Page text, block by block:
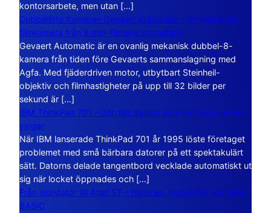
kontorsarbete, men utan […]
Dubbelåtta Kameran Gevaert Automatic – en mekanisk
filmkamera från 8 mm-filmens storhetstid
Gevaert Automatic är en ovanlig mekanisk dubbel-8-
kamera från tiden före Gevaerts sammanslagning med
Agfa. Med fjäderdriven motor, utbytbart Steinheil-
objektiv och filmhastigheter på upp till 32 bilder per
sekund är […]
IBM ThinkPad 701 – den lilla datorn som vecklade ut sina
vingar
När IBM lanserade ThinkPad 701 år 1995 löste företaget
problemet med små bärbara datorer på ett spektakulärt
sätt. Datorns delade tangentbord vecklade automatiskt ut
sig när locket öppnades och […]
Från stordator till Atari ST – historien om BASIC och GFA
BASIC